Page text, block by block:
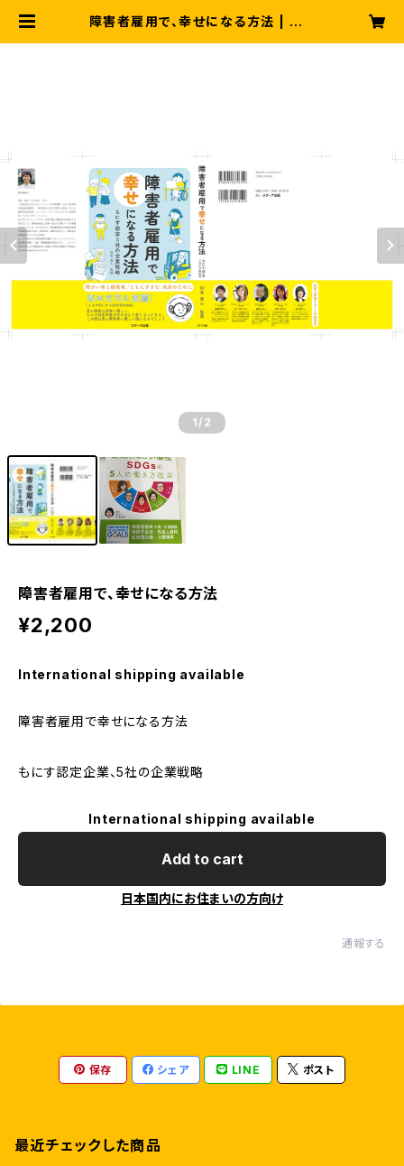
障害者雇用で、幸せになる方法 | あり
1 /2
障害者雇用で、幸せになる方法
¥2,200
International shipping available
障害者雇用で幸せになる方法
もにす認定企業、5社の企業戦略
International shipping available
Add to cart
日本国内にお住まいの方向け
通報する
保存 シェア LINE ポスト
最近チェックした商品